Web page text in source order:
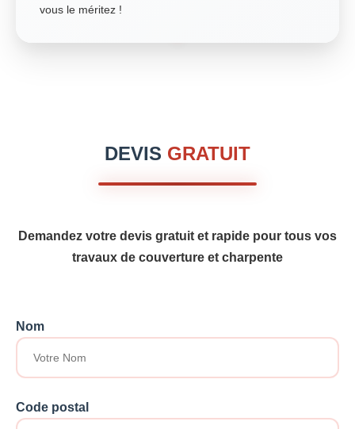
vous le méritez !
DEVIS GRATUIT
Demandez votre devis gratuit et rapide pour tous vos
travaux de couverture et charpente
Nom
Code postal